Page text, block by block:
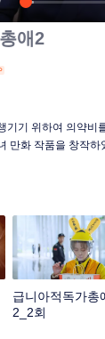
애2
기기 위하여 의약비
만화 작품을 창작
하였다.
급니아적독가총
2_2회